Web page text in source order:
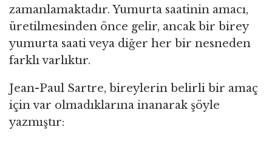
zamanlamaktadır. Yumurta saatinin amacı,
üretilmesinden önce gelir, ancak bir birey
yumurta saati veya diğer her bir nesneden
farklı varlıktır.
Jean-Paul Sartre, bireylerin belirli bir amaç
için var olmadıklarına inanarak şöyle
yazmıştır: